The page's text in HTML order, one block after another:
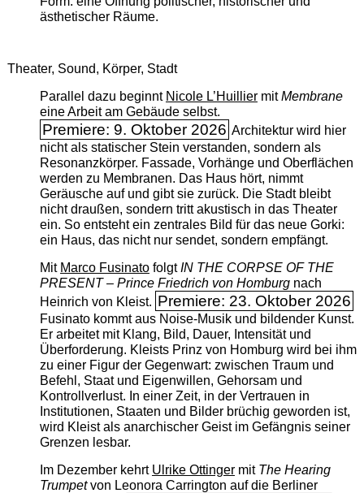
ästhetischer Räume.
Theater, Sound, Körper, Stadt
Parallel dazu beginnt Nicole L’Huilliermit ­Membrane
eine Arbeit am Gebäude selbst.
Premiere: 9. Oktober 2026 Architektur wird hier
nicht als statischer Stein verstanden, sondern als
Resonanzkörper. Fassade, Vorhänge und Oberflächen
werden zu Membranen. Das Haus hört, nimmt
Geräusche auf und gibt sie zurück. Die Stadt bleibt
nicht draußen, sondern tritt akustisch in das Theater
ein. So entsteht ein zentrales Bild für das neue Gorki:
ein Haus, das nicht nur sendet, sondern empfängt.
Mit Marco FusinatofolgtIN THE CORPSE OF THE
PRESENT – Prince Friedrich von Homburgnach
Heinrich von Kleist. Premiere: 23. Oktober 2026
Fusinato kommt aus Noise-Musik und bildender Kunst.
Er arbeitet mit Klang, Bild, Dauer, Intensität und
Überforderung. Kleists Prinz von Homburg wird bei ihm
zu einer Figur der Gegenwart: zwischen Traum und
Befehl, Staat und Eigenwillen, Gehorsam und
Kontrollverlust. In einer Zeit, in der Vertrauen in
Institutionen, Staaten und Bilder brüchig geworden ist,
wird Kleist als anarchischer Geist im Gefängnis seiner
Grenzen lesbar.
Im Dezember kehrt Ulrike Ottingermit The ­Hearing
Trumpetvon Leonora Carrington auf die Berliner